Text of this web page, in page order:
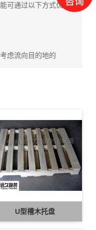
可通过以下方式优
虑流向目的地的
U型槽木托盘